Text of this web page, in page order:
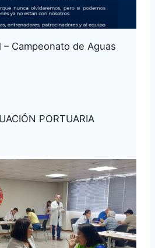
Campeonato de Aguas
PORTUARIA